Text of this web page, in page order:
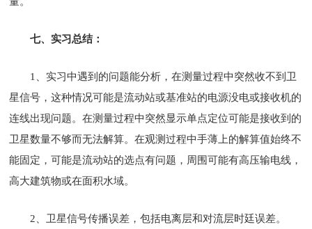
七、实习总结：
1、实习中遇到的问题能分析，在测量过程中突然收不到卫
星信号，这种情况可能是流动站或基准站的电源没电或接收机的
连线出现问题。在测量过程中突然显示单点定位可能是接收到的
卫星数量不够而无法解算。在观测过程中手薄上的解算值始终不
能固定，可能是流动站的选点有问题，周围可能有高压输电线，
高大建筑物或在面积水域。
2、卫星信号传播误差，包括电离层和对流层时廷误差。